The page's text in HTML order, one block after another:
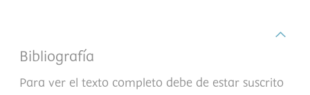
Bibliografía
Para ver el texto completo debe de estar suscrito